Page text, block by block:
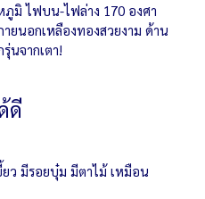
มิ ไฟบน-ไฟล่าง 170 องศา
ยนอกเหลืองทองสวยงาม ด้าน
นจากเตา!
ดี
ว มีรอยบุ๋ม มีตาไม้ เหมือน